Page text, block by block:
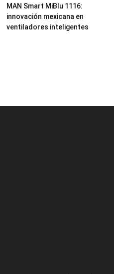
MAN Smart MiBlu 1116:
innovación mexicana en
ventiladores inteligentes